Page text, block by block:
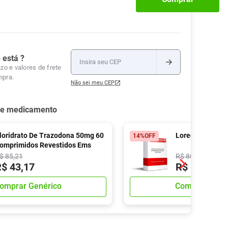
Roupas Íntimas
Ver Tudo
está ?
e valores de frete
Não sei meu CEP
medicamento
De Trazodona 50mg 60
Revestidos Ems
85,21
43,17
Genérico
14%OFF Loredon 50mg
R$80
R$
Comprar